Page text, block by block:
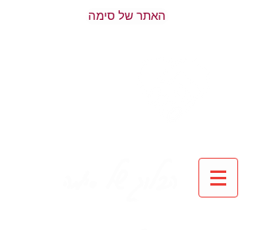
האתר של סימה